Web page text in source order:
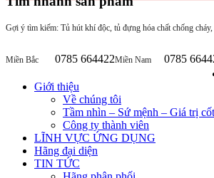
Gợi ý tìm kiếm: Tủ hút khí độc, tủ đựng hóa chất chống cháy,
Miền Bắc 0785 664422Miền Nam 0785
Giới thiệu
Về chúng tôi
Tầm nhìn – Sứ mệnh – Giá trị
Công ty thành viên
LĨNH VỰC ỨNG DỤNG
Hãng đại diện
TIN TỨC